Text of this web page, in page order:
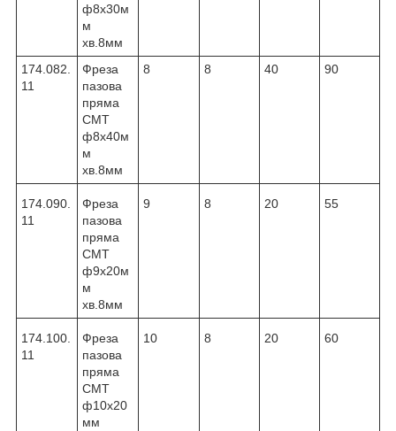
ф8х30м
м
хв.8мм
174.082.
11
Фреза
пазова
пряма
CMT
ф8х40м
м
хв.8мм
8 8 40 90
174.090.
11
Фреза
пазова
пряма
CMT
ф9х20м
м
хв.8мм
9 8 20 55
174.100.
11
Фреза
пазова
пряма
CMT
ф10х20
мм
10 8 20 60